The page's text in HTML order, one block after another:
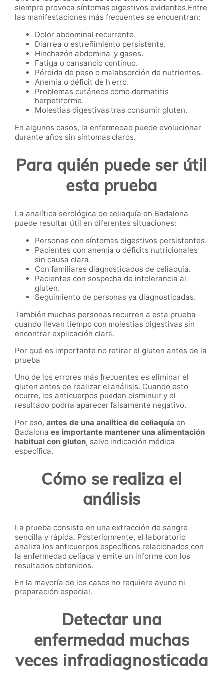
siempre provoca síntomas digestivos evidentes.Entre
las manifestaciones más frecuentes se encuentran:
Dolor abdominal recurrente.
Diarrea o estreñimiento persistente.
Hinchazón abdominal y gases.
Fatiga o cansancio continuo.
Pérdida de peso o malabsorción de nutrientes.
Anemia o déficit de hierro.
Problemas cutáneos como dermatitis
herpetiforme.
Molestias digestivas tras consumir gluten.
En algunos casos, la enfermedad puede evolucionar
durante años sin síntomas claros.
Para quién puede ser útil
esta prueba
La analítica serológica de celiaquía en Badalona
puede resultar útil en diferentes situaciones:
Personas con síntomas digestivos persistentes.
Pacientes con anemia o déficits nutricionales
sin causa clara.
Con familiares diagnosticados de celiaquía.
Pacientes con sospecha de intolerancia al
gluten.
Seguimiento de personas ya diagnosticadas.
También muchas personas recurren a esta prueba
cuando llevan tiempo con molestias digestivas sin
encontrar explicación clara.
Por qué es importante no retirar el gluten antes de la
prueba
Uno de los errores más frecuentes es eliminar el
gluten antes de realizar el análisis. Cuando esto
ocurre, los anticuerpos pueden disminuir y el
resultado podría aparecer falsamente negativo.
Por eso, antes de una analítica de celiaquía en
Badalona es importante mantener una alimentación
habitual con gluten, salvo indicación médica
específica.
Cómo se realiza el
análisis
La prueba consiste en una extracción de sangre
sencilla y rápida. Posteriormente, el laboratorio
analiza los anticuerpos específicos relacionados con
la enfermedad celíaca y emite un informe con los
resultados obtenidos.
En la mayoría de los casos no requiere ayuno ni
preparación especial.
Detectar una
enfermedad muchas
veces infradiagnosticada